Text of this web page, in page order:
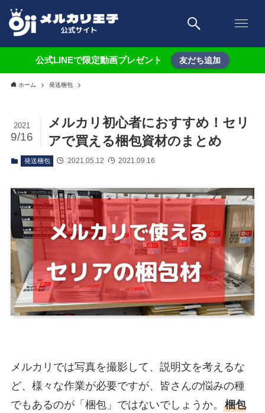
公式LINEで限定動画プレゼント 友だち追加
ホーム 発送梱包
メルカリ初心者におすすめ！セリ
アで買える梱包資材のまとめ
2021
9/16
発送梱包 2021.05.12 2021.09.16
メルカリでは写真を撮影して、説明文を考えるな
ど、様々な作業が必要ですが、皆さんの悩みの種
でもあるのが「梱包」ではないでしょうか。 梱包